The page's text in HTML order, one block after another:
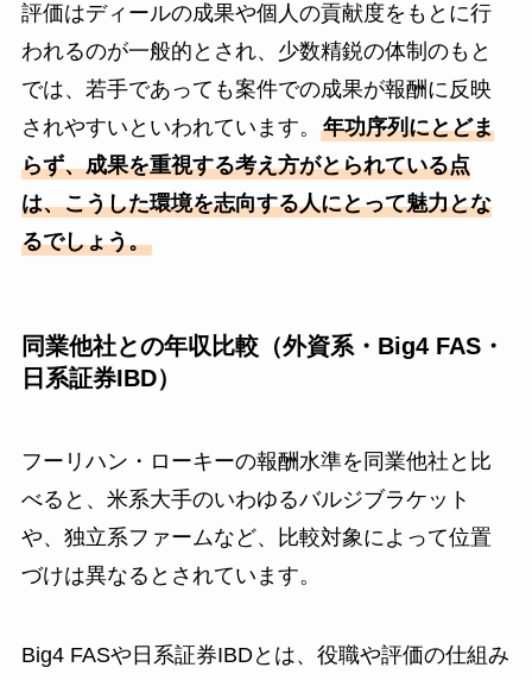
評価はディールの成果や個人の貢献度をもとに行
われるのが一般的とされ、少数精鋭の体制のもと
では、若手であっても案件での成果が報酬に反映
されやすいといわれています。 年功序列にとどま
らず、成果を重視する考え方がとられている点
は、こうした環境を志向する人にとって魅力とな
るでしょう。
同業他社との年収比較（外資系・Big4 FAS・
日系証券IBD）
フーリハン・ローキーの報酬水準を同業他社と比
べると、米系大手のいわゆるバルジブラケット
や、独立系ファームなど、比較対象によって位置
づけは異なるとされています。
Big4 FASや日系証券IBDとは、役職や評価の仕組み